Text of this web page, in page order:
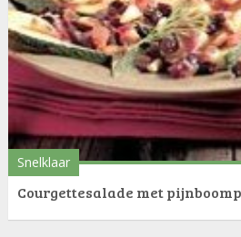
Snelklaar
Courgettesalade met